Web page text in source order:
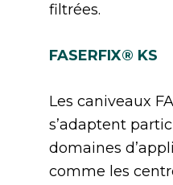
filtrées.
FASERFIX® KS
Les caniveaux
s’adaptent
domaines
comme les